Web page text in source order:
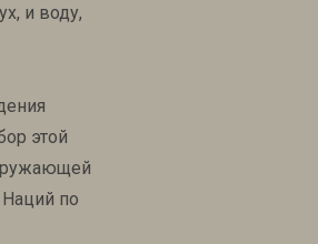
и воду,
этой
по